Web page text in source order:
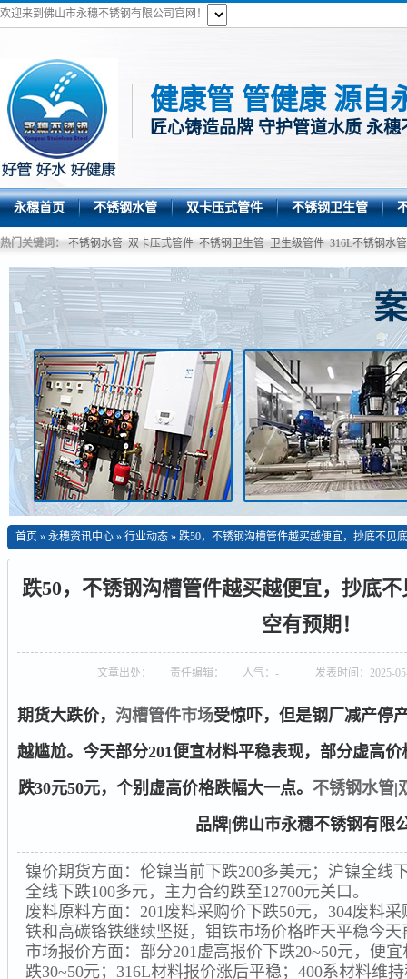
欢迎来到佛山市永穗不锈钢有限公司官网！
健康管 管健康 源自
匠心铸造品牌 守护管道水质 永穗
永穗首页 不锈钢水管 双卡压式管件 不锈钢卫生管
热门关键词： 不锈钢水管 双卡压式管件 不锈钢卫生管 卫生级管件 316L不锈钢水管
首页 »永穗资讯中心 »行业动态 »跌50，不锈钢沟槽管件越买越便宜，抄底不见
跌50，不锈钢沟槽管件越买越便宜，抄底
空有预期！
文章出处： 责任编辑： 人气：- 发表时间：2025-
期货大跌价，沟槽管件市场受惊吓，但是钢厂减产停
越尴尬。今天部分201便宜材料平稳表现，部分虚高价
跌30元50元，个别虚高价格跌幅大一点。 不锈钢水管|
品牌|佛山市永穗不锈钢有限
镍价期货方面：伦镍当前下跌200多美元；沪镍全线
全线下跌100多元，主力合约跌至12700元关口。
废料原料方面：201废料采购价下跌50元，304废料
铁和高碳铬铁继续坚挺，钼铁市场价格昨天平稳今天
市场报价方面：部分201虚高报价下跌20~50元，便
跌30~50元；316L材料报价涨后平稳；400系材料维